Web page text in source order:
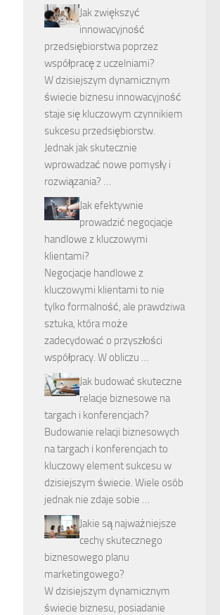
Jak zwiększyć
innowacyjność
przedsiębiorstwa poprzez
współpracę z uczelniami?
W dzisiejszym dynamicznym
świecie biznesu innowacyjność
staje się kluczowym czynnikiem
sukcesu przedsiębiorstw.
Jednak jak skutecznie
wprowadzać nowe pomysły i
rozwiązania? …
Jak efektywnie
prowadzić negocjacje
handlowe z kluczowymi
klientami?
Negocjacje handlowe z
kluczowymi klientami to nie
tylko formalność, ale prawdziwa
sztuka, która może
zadecydować o przyszłości
współpracy. W obliczu …
Jak budować skuteczne
relacje biznesowe na
targach i konferencjach?
Budowanie relacji biznesowych
na targach i konferencjach to
kluczowy element sukcesu w
dzisiejszym świecie. Wiele osób
jednak nie zdaje sobie …
Jakie są najważniejsze
cechy skutecznego
biznesowego planu
marketingowego?
W dzisiejszym dynamicznym
świecie biznesu, posiadanie